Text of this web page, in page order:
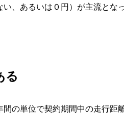
い、あるいは０円）が主流とな
る
の単位で契約期間中の走行距